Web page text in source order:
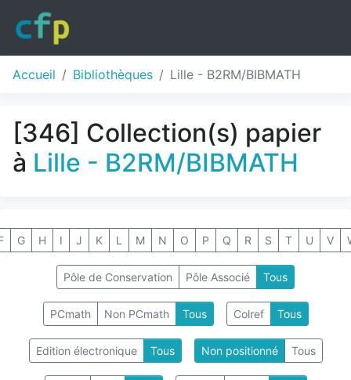
Accueil Bibliothèques Lille - B2RM/BIBMATH
[346] Collection(s) papier
à Lille - B2RM/BIBMATH
G H I J K L M N O P Q R S T U V
Pôle de Conservation Pôle Associé Tous
PCmath Non PCmath Tous Colref Tous
Edition électronique Tous Non positionné Tous